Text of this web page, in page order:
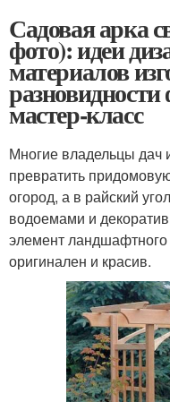
Садовая арка
фото): идеи
материалов
мастер-класс
Многие владельцы дач
превратить
огород, а в райский
водоемами и
элемент
оригинален и красив.